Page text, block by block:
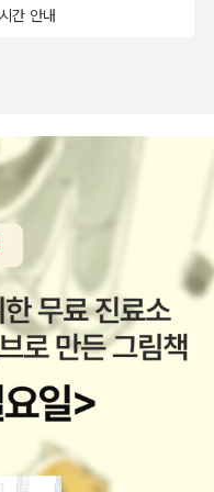
으로 존재하고 있었다.
차피 우리도 모두와 다
니까.' 이런 방식과 태도
기가 되었다. 등장인물
같은 것에 차이일 뿐,
과언이 아니다.피아노
의 합창단 덕에 노래가
크다고 할 수 있다. 나는
때문에 [어메이징 그레
찾아서 들어보기도 하
말하는 느낌은 어떤 걸
에 나오는 [괴수의 발라
해주고 싶다. 우리 어른
의 모습이기에, 그것이
세대의 아이들은 웃으며
길 바라며 이 책을 읽
의 「외톨이들」읽으면
아보게 되었습니다.서
는 사람의 마음을 귀신같
초록털 고양이 ‘포카‘가
떠나게 되는 데 특히 마
야기를 하고 싶습니다.
작가님의 「3인칭 관찰
그리고 앞서 가독성은
이」, 저와 그다지 코드
그런지 큰 기대는 안했는
으로 태어났지만 괴물
모습이 인상깊었습니
간 안내